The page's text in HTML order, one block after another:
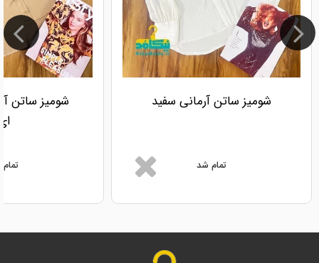
شومیز ساتن آرمانی سفید
تمام شد
شومیز ساتن